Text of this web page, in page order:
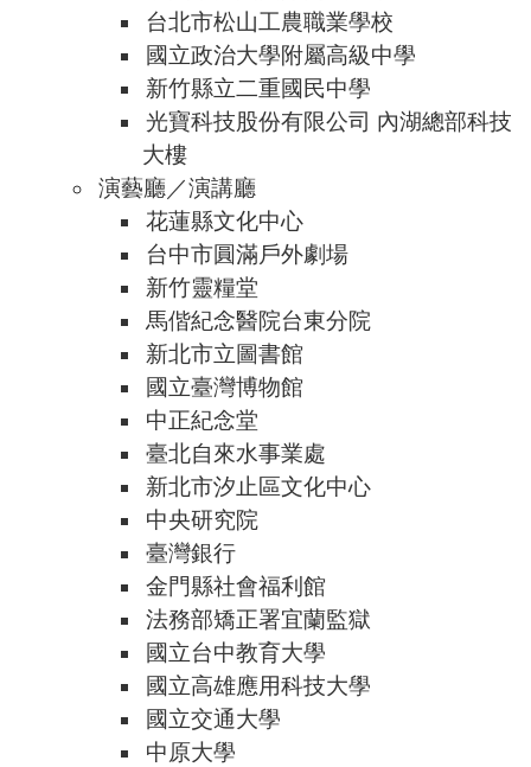
台北市松山工農職業學校
國立政治大學附屬高級中學
新竹縣立二重國民中學
光寶科技股份有限公司 內湖總部科技
大樓
演藝廳／演講廳
花蓮縣文化中心
台中市圓滿戶外劇場
新竹靈糧堂
馬偕紀念醫院台東分院
新北市立圖書館
國立臺灣博物館
中正紀念堂
臺北自來水事業處
新北市汐止區文化中心
中央研究院
臺灣銀行
金門縣社會福利館
法務部矯正署宜蘭監獄
國立台中教育大學
國立高雄應用科技大學
國立交通大學
中原大學